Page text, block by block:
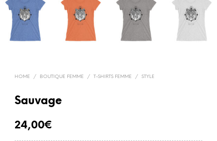
HOME / BOUTIQUE FEMME / T-SHIRTS FEMME / STYLE
Sauvage
24,00€